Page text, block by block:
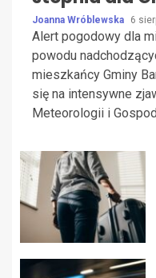
Joanna Wróblewska 6
Alert pogodowy dla
powodu
mieszkańcy Gminy
się na intensywne
Meteorologii i